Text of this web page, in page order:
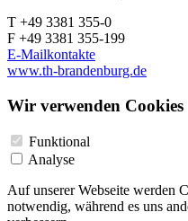
T +49 3381 355-0
F +49 3381 355-199
E-Mailkontakte
www.th-brandenburg.de
Wir verwenden Cookies
Funktional
Analyse
Auf unserer Webseite werden
notwendig, während es uns